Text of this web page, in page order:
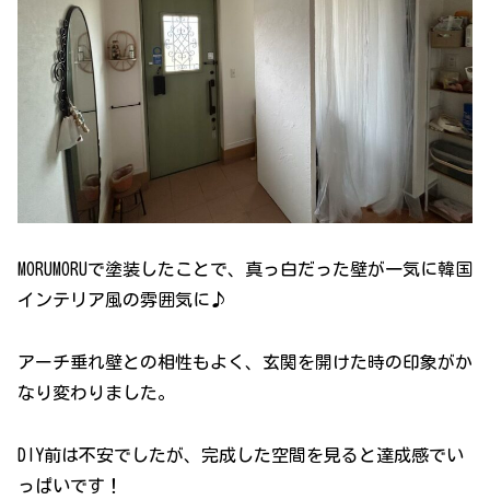
MORUMORUで塗装したことで、真っ白だった壁が一気に韓国
インテリア風の雰囲気に♪
アーチ垂れ壁との相性もよく、玄関を開けた時の印象がか
なり変わりました。
DIY前は不安でしたが、完成した空間を見ると達成感でい
っぱいです！